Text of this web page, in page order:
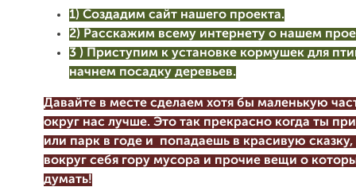
1) Создадим сайт нашего проекта.
2) Расскажим всему интернету о нашем
3 ) Приступим к установке кормушек для
начнем посадку деревьев.
Давайте в месте сделаем хотя бы маленькую
округ нас лучше. Это так прекрасно когда ты
или парк в годе и
попадаешь в красивую
вокруг себя гору мусора и прочие вещи о
думать!